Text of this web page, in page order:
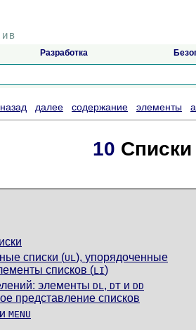
Разработка
назад далее содержание элементы
10 Списки
списки (UL ), упорядоченные
списков (LI)
: элементы DL , DT и DD
представление списков
и MENU